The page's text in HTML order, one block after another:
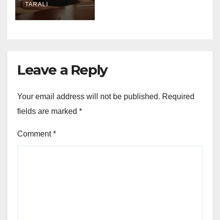
ডাটা সংশোধনৰ
বাবেই হ্ৰাস
TARALI
Leave a Reply
Your email address will not be published. Required
fields are marked *
Comment*